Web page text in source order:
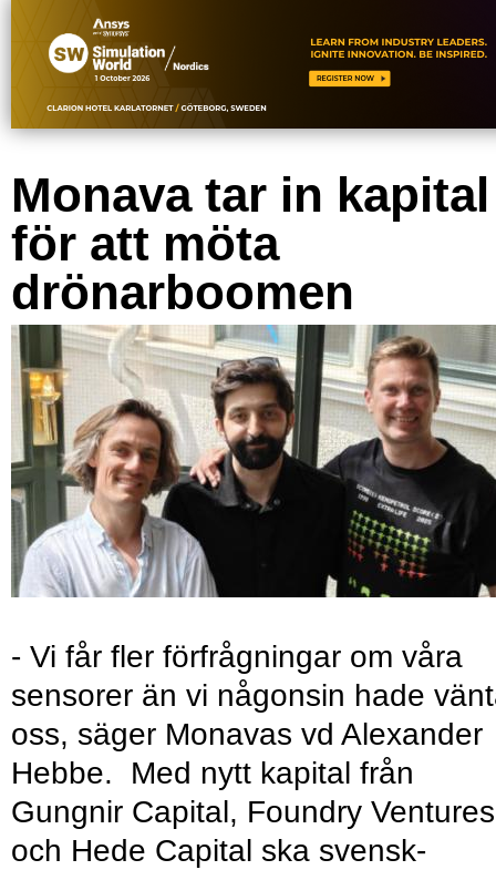
Monava tar in kapital
för att möta
drönarboomen
- Vi får fler förfrågningar om våra
sensorer än vi någonsin hade
oss, säger Monavas vd Alexander
Hebbe. Med nytt kapital från
Gungnir Capital, Foundry Ventures
och Hede Capital ska svensk-